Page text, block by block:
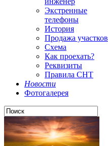
Экстренные
телефоны
История
Продажа участков
Схема
Как проехать?
Реквизиты
Правила СНТ
Новости
Фотогалерея